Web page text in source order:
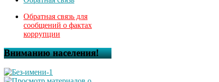
Обратная связь для
сообщений о фактах
коррупции
Вниманию населения!